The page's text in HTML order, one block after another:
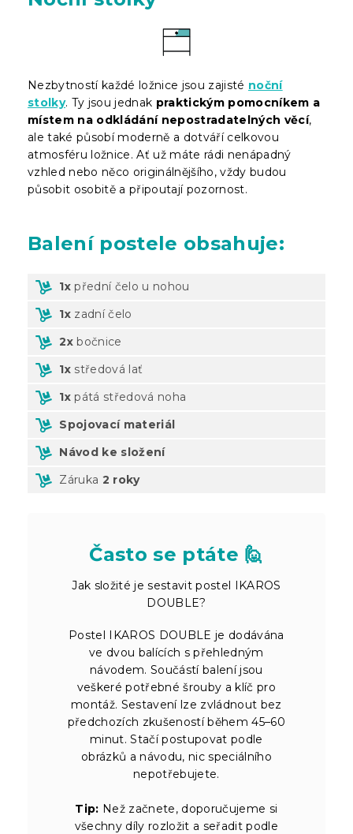
Nezbytností každé ložnice jsou zajisté noční
stolky. Ty jsou jednak praktickým pomocníkem a
místem na odkládání nepostradatelných věcí,
ale také působí moderně a dotváří celkovou
atmosféru ložnice. Ať už máte rádi nenápadný
vzhled nebo něco originálnějšího, vždy budou
působit osobitě a připoutají pozornost.
Balenípostele obsahuje:
1x přední čelo u nohou
1x zadní čelo
2x bočnice
1x středová lať
1x pátá středová noha
Spojovací materiál
Návod ke složení
Záruka 2 roky
Často se ptáte 🙋
Jak složité je sestavit postel IKAROS
DOUBLE?
Postel IKAROS DOUBLE je dodávána
ve dvou balících s přehledným
návodem. Součástí balení jsou
veškeré potřebné šrouby a klíč pro
montáž. Sestavení lze zvládnout bez
předchozích zkušeností během 45–60
minut. Stačí postupovat podle
obrázků a návodu, nic speciálního
nepotřebujete.
Tip: Než začnete, doporučujeme si
všechny díly rozložit a seřadit podle